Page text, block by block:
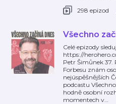
298 epizod
Všechno
Celé epizody
https://
Petr Šimůnek 37.
Forbesu znám
nejúspěšnějších
podcastu
hodně osobní
momentech v…